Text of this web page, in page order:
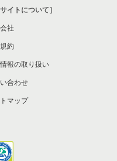
サイトについて］
社
約
報の取り扱い
合わせ
マップ